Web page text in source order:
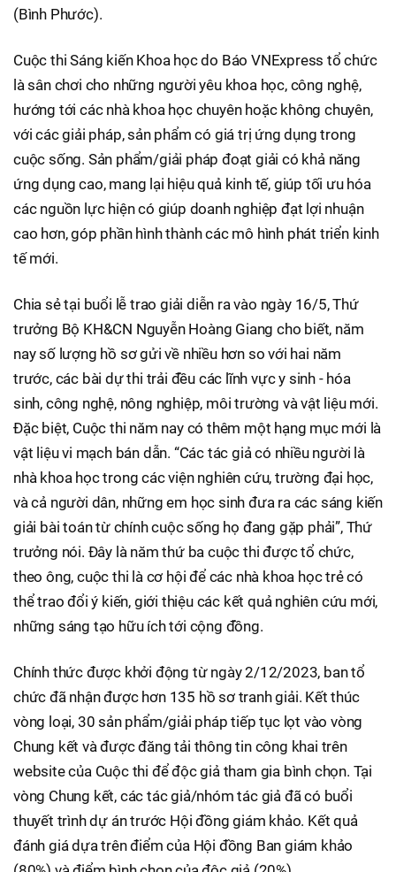
(Bình Phước).
Cuộc thi Sáng kiến Khoa học do Báo VNExpress tổ chức
là sân chơi cho những người yêu khoa học, công nghệ,
hướng tới các nhà khoa học chuyên hoặc không chuyên,
với các giải pháp, sản phẩm có giá trị ứng dụng trong
cuộc sống. Sản phẩm/giải pháp đoạt giải có khả năng
ứng dụng cao, mang lại hiệu quả kinh tế, giúp tối ưu hóa
các nguồn lực hiện có giúp doanh nghiệp đạt lợi nhuận
cao hơn, góp phần hình thành các mô hình phát triển kinh
tế mới.
Chia sẻ tại buổi lễ trao giải diễn ra vào ngày 16/5, Thứ
trưởng Bộ KH&CN Nguyễn Hoàng Giang cho biết, năm
nay số lượng hồ sơ gửi về nhiều hơn so với hai năm
trước, các bài dự thi trải đều các lĩnh vực y sinh - hóa
sinh, công nghệ, nông nghiệp, môi trường và vật liệu mới.
Đặc biệt, Cuộc thi năm nay có thêm một hạng mục mới là
vật liệu vi mạch bán dẫn. “Các tác giả có nhiều người là
nhà khoa học trong các viện nghiên cứu, trường đại học,
và cả người dân, những em học sinh đưa ra các sáng kiến
giải bài toán từ chính cuộc sống họ đang gặp phải”, Thứ
trưởng nói. Đây là năm thứ ba cuộc thi được tổ chức,
theo ông, cuộc thi là cơ hội để các nhà khoa học trẻ có
thể trao đổi ý kiến, giới thiệu các kết quả nghiên cứu mới,
những sáng tạo hữu ích tới cộng đồng.
Chính thức được khởi động từ ngày 2/12/2023, ban tổ
chức đã nhận được hơn 135 hồ sơ tranh giải. Kết thúc
vòng loại, 30 sản phẩm/giải pháp tiếp tục lọt vào vòng
Chung kết và được đăng tải thông tin công khai trên
website của Cuộc thi để độc giả tham gia bình chọn. Tại
vòng Chung kết, các tác giả/nhóm tác giả đã có buổi
thuyết trình dự án trước Hội đồng giám khảo. Kết quả
đánh giá dựa trên điểm của Hội đồng Ban giám khảo